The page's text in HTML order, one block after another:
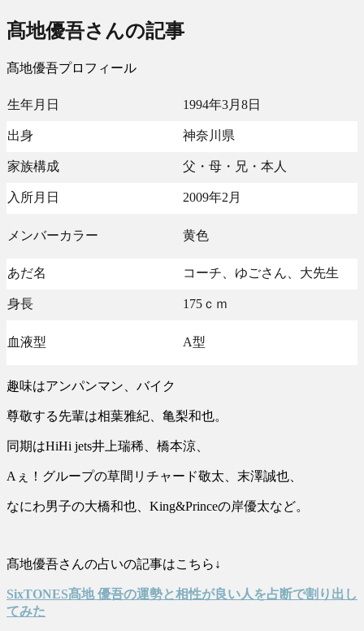
髙地優吾さんの記事
髙地優吾プロフィール
生年月日 1994年3月8日
出身 神奈川県
家族構成 父・母・兄・本人
入所月日 2009年2月
メンバーカラー 黄色
あだ名 コーチ、ゆごさん、大先生
身長 175ｃｍ
血液型 A型
趣味はアンパンマン、バイク
尊敬する先輩は相葉雅紀、亀梨和也。
同期はHiHi jets井上瑞稀、橋本涼、
Aぇ！グループの草間リチャード敬太、末澤誠也、
なにわ男子の大橋和也、King&Princeの岸優太など。
髙地優吾さんの占いの記事はこちら↓
SixTONES髙地 優吾の運勢と相性が良い人を占断で割り出し
てみた